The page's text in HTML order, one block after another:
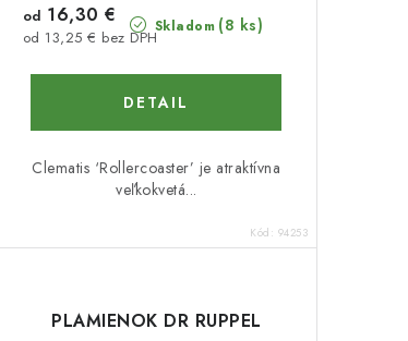
Skladom (8 ks)
od 13,25 € bez DPH
od 16,30 €
DETAIL
Clematis ‘Rollercoaster’ je atraktívna
veľkokvetá...
Kód: 94253
PLAMIENOK DR RUPPEL